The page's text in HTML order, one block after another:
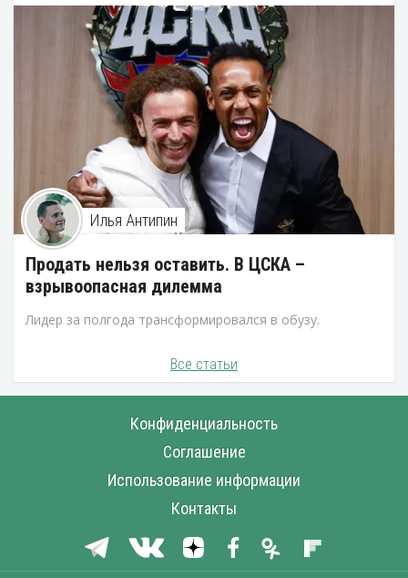
Илья Антипин
Продать нельзя оставить. В ЦСКА –
взрывоопасная дилемма
Лидер за полгода трансформировался в обузу.
Все статьи
Конфиденциальность
Соглашение
Использование информации
Контакты